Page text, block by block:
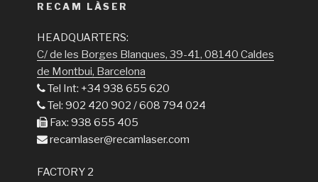
RECAM LÀSER
HEADQUARTERS:
C/ de les Borges Blanques, 39-41, 08140 Caldes
de Montbui, Barcelona
Tel Int: +34 938 655 620
Tel: 902 420 902 / 608 794 024
Fax: 938 655 405
recamlaser@recamlaser.com
FACTORY 2